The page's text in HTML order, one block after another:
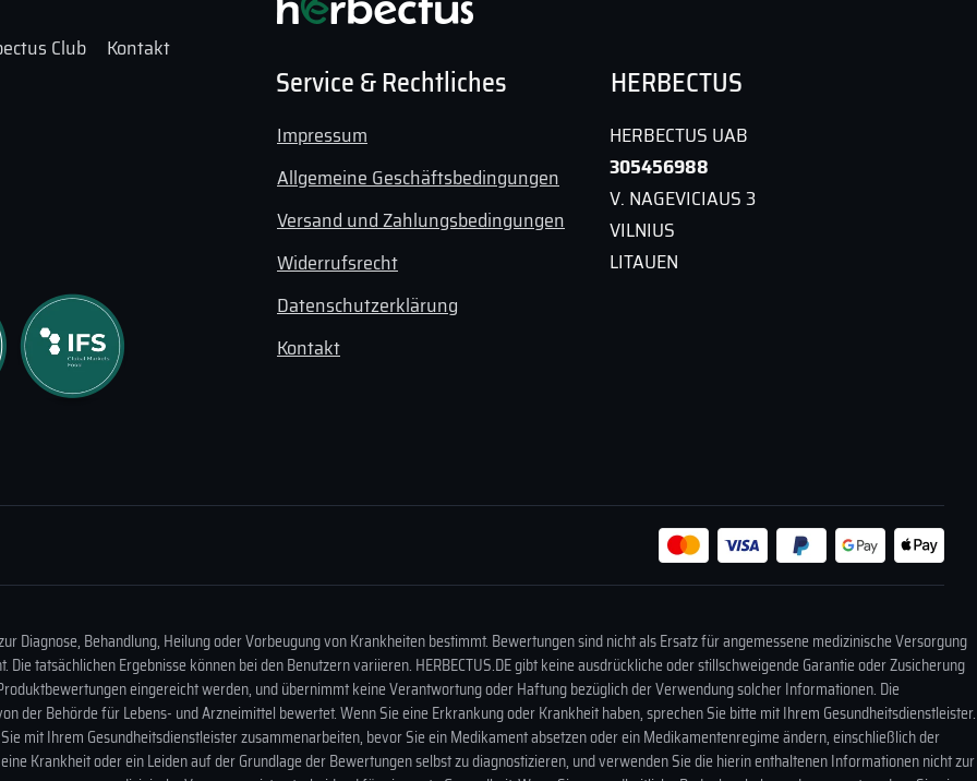
Name*
Kommentierung speichern.
Club Kontakt
Service & Rechtliches
Impressum
Allgemeine Geschäftsbedingungen
Versand und Zahlungsbedingungen
Widerrufsrecht
Datenschutzerklärung
Kontakt
HERBECTUS
HERBECTUS UAB
305456988
V. NAGEVICIAUS 3
VILNIUS
LITAUEN
Diagnose, Behandlung, Heilung oder Vorbeugung von Krankheiten bestimmt. Bewertungen sind nicht als Ersatz für angemessene medizinische Versorgung
tatsächlichen Ergebnisse können bei den Benutzern variieren. HERBECTUS.DE gibt keine ausdrückliche oder stillschweigende Garantie oder Zusicherung
eingereicht werden, und übernimmt keine Verantwortung oder Haftung bezüglich der Verwendung solcher Informationen. Die
der Behörde für Lebens- und Arzneimittel bewertet. Wenn Sie eine Erkrankung oder Krankheit haben, sprechen Sie bitte mit Ihrem Gesundheitsdienstleister.
mit Ihrem Gesundheitsdienstleister zusammenarbeiten, bevor Sie ein Medikament absetzen oder ein Medikamentenregime ändern, einschließlich der
Krankheit oder ein Leiden auf der Grundlage der Bewertungen selbst zu diagnostizieren, und verwenden Sie die hierin enthaltenen Informationen nicht zur